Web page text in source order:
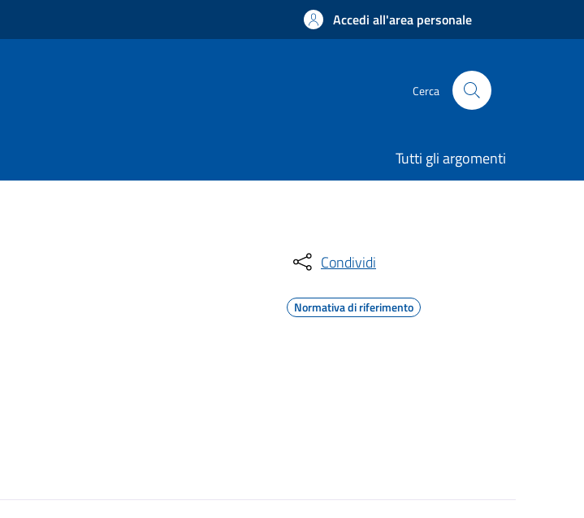
Accedi all'area personale
Cerca
Tutti gli argomenti
Condividi
Normativa di riferimento